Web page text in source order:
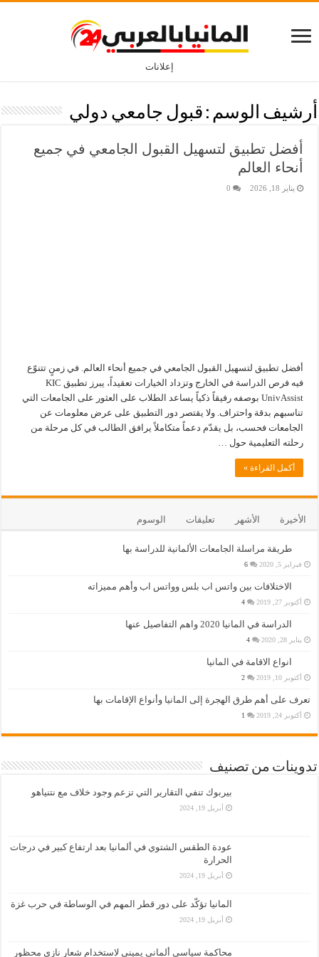
إعلانات
أرشيف الوسم : قبول جامعي دولي
أفضل تطبيق لتسهيل القبول الجامعي في جميع
أنحاء العالم
يناير 18, 2026 0
أفضل تطبيق لتسهيل القبول الجامعي في جميع أنحاء العالم. في زمنٍ تتنوّع
فيه فرص الدراسة في الخارج وتزداد الخيارات تعقيداً، يبرز تطبيق KIC
UnivAssist بوصفه رفيقاً ذكياً يساعد الطلاب على العثور على الجامعات التي
تناسبهم بدقة واحتراف. ولا يقتصر دور التطبيق على عرض معلومات عن
الجامعات فحسب، بل يقدّم دعماً متكاملاً يرافق الطالب في كل مرحلة من
رحلته التعليمية حول …
أكمل القراءة »
الأخيرة الأشهر تعليقات الوسوم
طريقة مراسلة الجامعات الألمانية للدراسة بها
فبراير 5, 2020 6
الاختلافات بين واتس اب بلس وواتس اب وأهم مميزاته
أكتوبر 27, 2019 4
الدراسة في المانيا 2020 واهم التفاصيل عنها
يناير 28, 2020 4
انواع الاقامة في المانيا
أكتوبر 10, 2019 2
تعرف على أهم طرق الهجرة إلى المانيا وأنواع الإقامات بها
أكتوبر 24, 2019 1
تدوينات من تصنيف
بيربوك تنفي التقارير التي تزعم وجود خلاف مع نتنياهو
أبريل 19, 2024
عودة الطقس الشتوي في ألمانيا بعد ارتفاع كبير في درجات
الحرارة
أبريل 19, 2024
المانيا تؤكّد على دور قطر المهم في الوساطة في حرب غزة
أبريل 19, 2024
محاكمة سياسي ألماني يميني لاستخدام شعار نازي محظور